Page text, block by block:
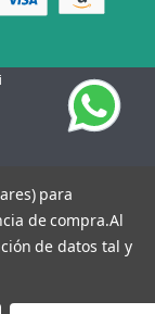
para
de compra.Al
de datos tal y